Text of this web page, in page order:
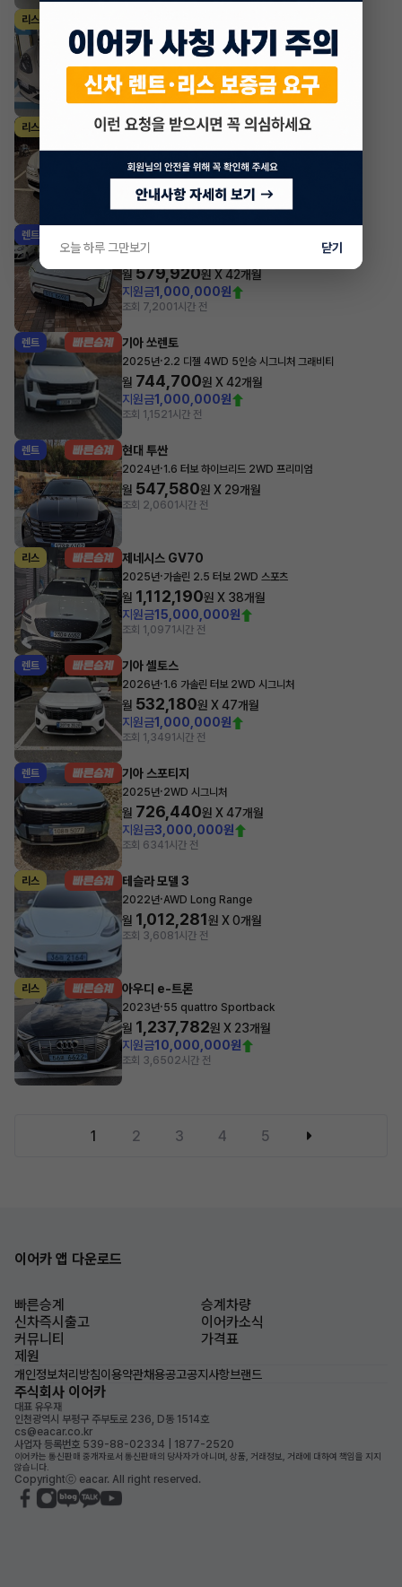
리스
2024년 2.9 4 Platinum Edition
월 1,729,300원 X 32 개월
지원금10,000,000원
조회 2,028 1시간 전
리스 제네시스 G80
월1,047,300원 X26개월
조회 8561시간 전
렌트
2025년
월 579,920원 X 42개월
지원금1,000,000원
조회 7,2001시간 전
렌트 기아 쏘렌토
2025년·2.2 디젤 4WD 5인승 시그니처 그래비티
월 744,700원 X42개월
지원금1,000,000원
조회 1,1521시간 전
렌트 현대 투싼
2024년·1.6 터보 하이브리드 2WD 프리미엄
월 547,580원 X 29개월
조회 2,0601시간 전
리스 제네시스 GV70
2025년·가솔린 2.5 터보 2WD 스포츠
월 1,112,190원 X 38개월
지원금15,000,000원
조회 1,0971시간 전
렌트 기아 셀토스
2026년·1.6 가솔린 터보 2WD 시그니처
월 532,180원 X47개월
지원금1,000,000원
조회 1,3491시간 전
렌트 기아 스포티지
2025년·2WD 시그니처
월 726,440원 X47개월
지원금3,000,000원
조회 6341시간 전
리스 테슬라 모델 3
2022년·AWD Long Range
월 1,012,281원 X0개월
조회 3,6081시간 전
리스 아우디 e-트론
2023년·55 quattro Sportback
월 1,237,782원 X 23개월
지원금10,000,000원
조회 3,6502시간 전
1 2 3 4 5
이어카 앱 다운로드
빠른승계
승계차량
신차즉시출고
이어카소식
커뮤니티
가격표
제원
개인정보처리방침이용약관채용공고공지사항브랜드
주식회사 이어카
대표 유우재
인천광역시 부평구 주부토로 236, D동 1514호
cs@eacar.co.kr
사업자 등록번호 539-88-02334 | 1877-2520
이어카는 통신판매 중개자로서 통신판매의 당사자가 아니며, 상품, 거래정보, 거래에 대하여 책임을 지지
않습니다.
Copyrightⓒ eacar. All right reserved.
오늘 하루 그만보기 닫기